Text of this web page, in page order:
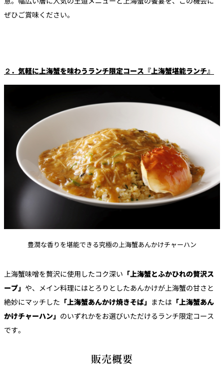
豊潤な香りを堪能できる究極の上海蟹あんかけチャーハン
ぜひご賞味ください。
２．気軽に上海蟹を味わうランチ限定コース『上海蟹堪能ランチ』
上海蟹味噌を贅沢に使用したコク深い 「上海蟹とふかひれの贅沢ス
ープ」 や、メイン料理にはとろりとしたあんかけが上海蟹の甘さと
絶妙にマッチした 「上海蟹あんかけ焼きそば」 または 「上海蟹あん
かけチャーハン」 のいずれかをお選びいただけるランチ限定コース
です。
販売概要